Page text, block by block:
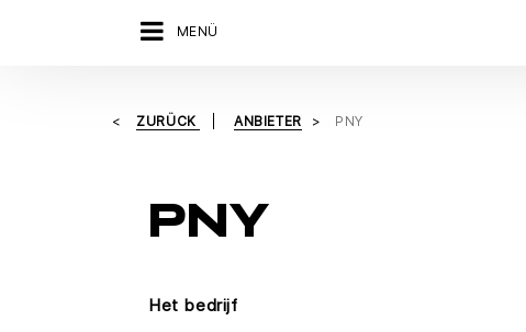
MENÜ
ZURÜCK ANBIETER PNY
PNY
Het bedrijf